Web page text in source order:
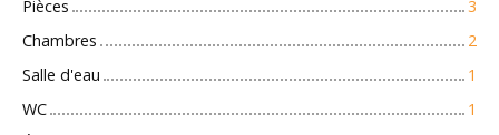
Pièces
3
Chambres
2
Salle d'eau
1
WC
1